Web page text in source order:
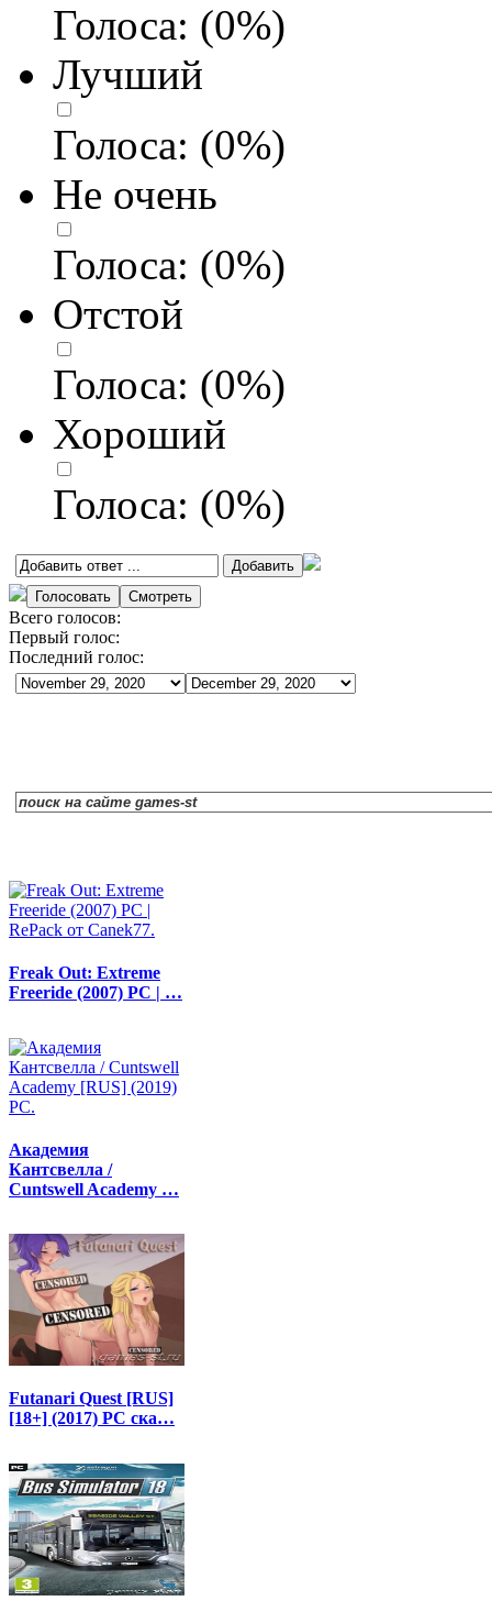
Голоса: (0%)
Лучший
Голоса: (0%)
Не очень
Голоса: (0%)
Отстой
Голоса: (0%)
Хороший
Голоса: (0%)
Всего голосов:
Первый голос:
Последний голос:
Freak Out: Extreme
Freeride (2007) PC | …
Академия
Кантсвелла /
Cuntswell Academy …
Futanari Quest [RUS]
[18+] (2017) PC ска…